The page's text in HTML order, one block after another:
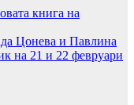
книга на
Цонева и Павлина
на 21 и 22 февруари